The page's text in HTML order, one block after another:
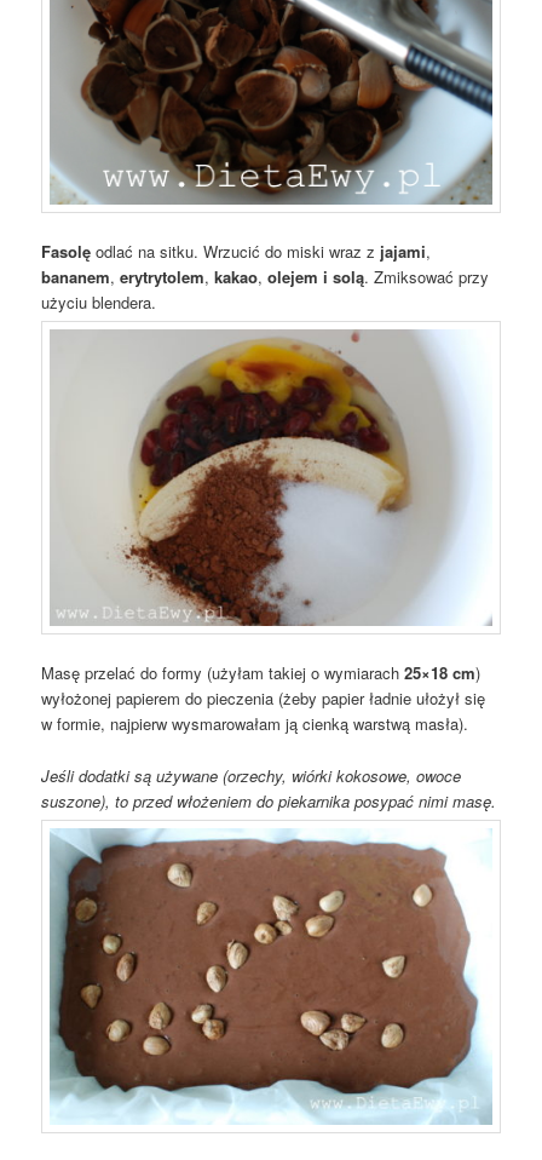
Fasolę odlać na sitku. Wrzucić do miski wraz z jajami,
bananem,erytrytolem, kakao,olejem i solą. Zmiksować przy
użyciu blendera.
Masę przelać do formy (użyłam takiej o wymiarach25×18 cm)
wyłożonej papierem do pieczenia (żeby papier ładnie ułożył się
w formie, najpierw wysmarowałam ją cienką warstwą masła).
Jeśli dodatki są używane (orzechy, wiórki kokosowe, owoce
suszone), to przed włożeniem do piekarnika posypać nimi masę.